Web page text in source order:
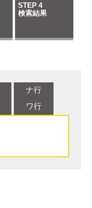
STEP 4
検索結果
ナ行
ワ行